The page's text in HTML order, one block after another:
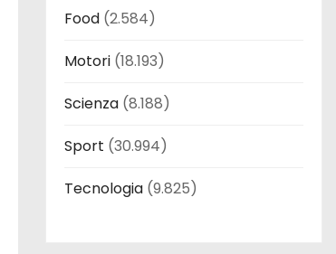
Food (2.584)
Motori (18.193)
Scienza (8.188)
Sport (30.994)
Tecnologia (9.825)